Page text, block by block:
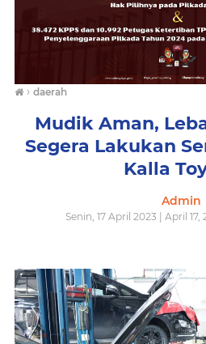
› daerah
Mudik Aman,
Segera Lakukan
Kalla
Admin
Senin, 17 April 2023 | April 17,